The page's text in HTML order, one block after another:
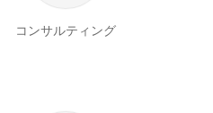
コンサルティング